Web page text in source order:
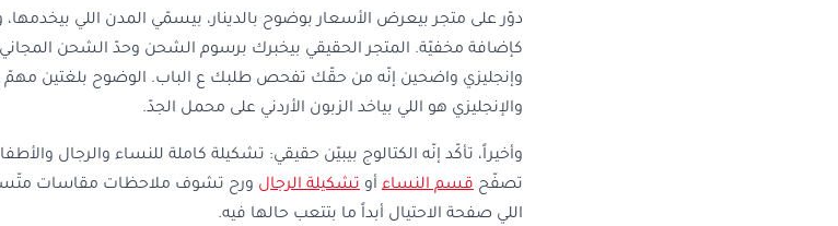
دوّر على متجر بيعرض الأسعار بوضوح بالدينار، بيسمّي المدن اللي
كإضافة مخفيّة. المتجر الحقيقي بيخبرك برسوم الشحن وحدّ الشحن
وإنجليزي واضحين إنّه من حقّك تفحص طلبك ع الباب. الوضوح بلغتين مهمّ
والإنجليزي هو اللي بياخد الزبون الأردني على محمل الجدّ.
وأخيراً، تأكّد إنّه الكتالوج بيبيّن حقيقي: تشكيلة كاملة للنساء والرجال
تصفّح قسم النساء أو تشكيلة الرجال ورح تشوف ملاحظات مقاسات
اللي صفحة الاحتيال أبداً ما بتتعب حالها فيه.